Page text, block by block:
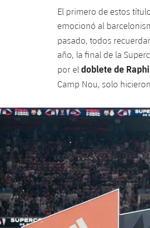
El primero de estos
emocionó al
pasado, todos
año, la final de la
por el doblete de
Camp Nou, solo